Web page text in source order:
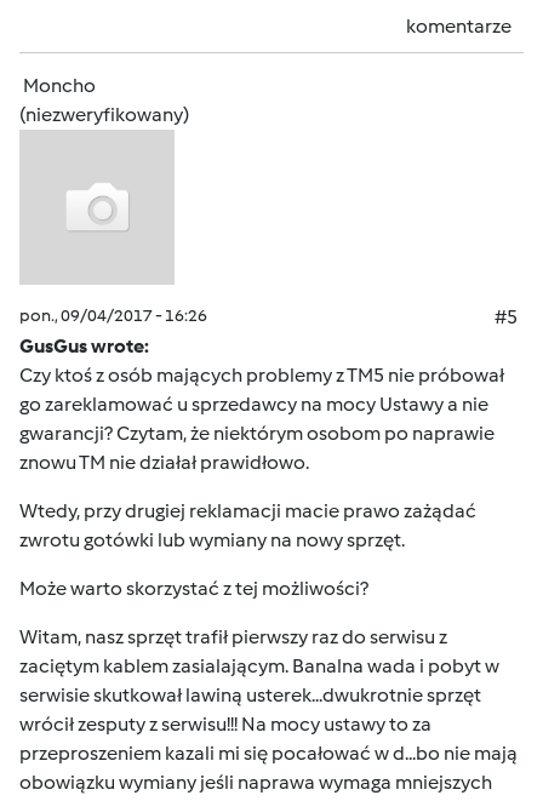
komentarze
Moncho
(niezweryfikowany)
pon., 09/04/2017 - 16:26
#5
GusGus wrote:
Czy ktoś z osób mających problemy z TM5 nie próbował
go zareklamować u sprzedawcy na mocy Ustawy a nie
gwarancji? Czytam, że niektórym osobom po naprawie
znowu TM nie działał prawidłowo.
Wtedy, przy drugiej reklamacji macie prawo zażądać
zwrotu gotówki lub wymiany na nowy sprzęt.
Może warto skorzystać z tej możliwości?
Witam, nasz sprzęt trafił pierwszy raz do serwisu z
zaciętym kablem zasialającym. Banalna wada i pobyt w
serwisie skutkował lawiną usterek...dwukrotnie sprzęt
wrócił zesputy z serwisu!!! Na mocy ustawy to za
przeproszeniem kazali mi się pocałować w d...bo nie mają
obowiązku wymiany jeśli naprawa wymaga mniejszych